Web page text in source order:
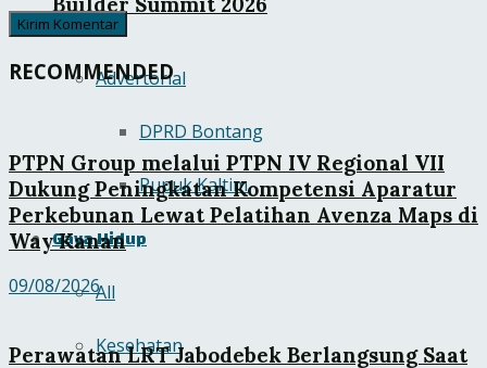
Advertorial
DPRD Bontang
Pupuk Kaltim
Gaya Hidup
All
Kesehatan
RECOMMENDED
PTPN Group melalui PTPN IV Regional VII
Dukung Peningkatan Kompetensi Aparatur
Perkebunan Lewat Pelatihan Avenza Maps di
Way Kanan
09/08/2026
Perawatan LRT Jabodebek Berlangsung Saat